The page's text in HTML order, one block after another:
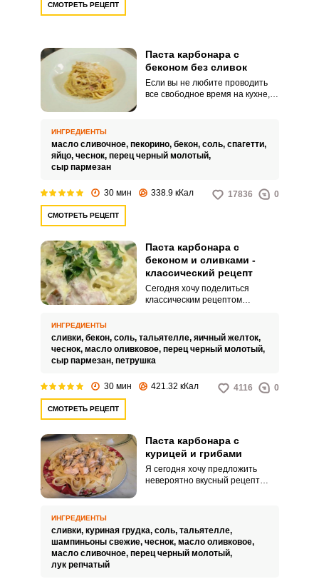
СМОТРЕТЬ РЕЦЕПТ
Паста карбонара с
беконом без сливок
Если вы не любите проводить
все свободное время на кухне,
простой и не отнимет у вас
много времени.
ИНГРЕДИЕНТЫ
масло сливочное, пекорино, бекон, соль, спагетти,
яйцо, чеснок, перец черный молотый,
сыр пармезан
30 мин 338.9 кКал 17836 0
СМОТРЕТЬ РЕЦЕПТ
Паста карбонара с
беконом и сливками -
классический рецепт
Сегодня хочу поделиться
классическим рецептом
приготовленной с беконом и
сливками. Этим рецептом со
мной поделилась знакомая.
ИНГРЕДИЕНТЫ
сливки, бекон, соль, тальятелле, яичный желток,
чеснок, масло оливковое, перец черный молотый,
сыр пармезан, петрушка
30 мин 421.32 кКал 4116 0
СМОТРЕТЬ РЕЦЕПТ
Паста карбонара с
курицей и грибами
Я сегодня хочу предложить
невероятно вкусный рецепт
нежным и сочным.
ИНГРЕДИЕНТЫ
сливки, куриная грудка, соль, тальятелле,
шампиньоны свежие, чеснок, масло оливковое,
масло сливочное, перец черный молотый,
лук репчатый